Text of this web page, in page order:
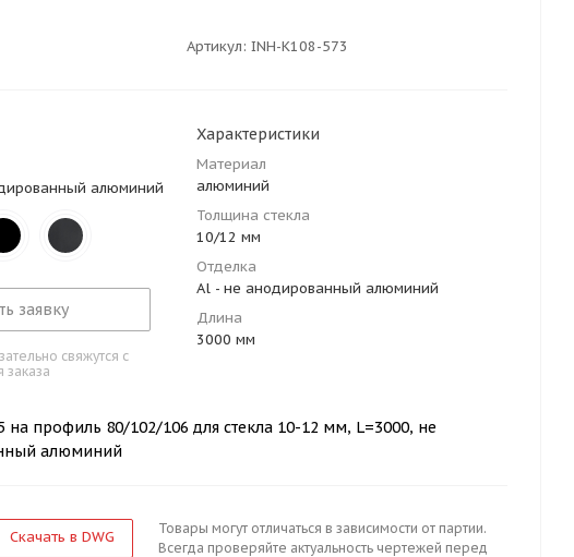
Артикул: INH-K108-573
алюминий
заявку
свяжутся с
заказа
Характеристики
Материал
алюминий
Толщина стекла
10/12 мм
Отделка
Al - не анодированный алюминий
Длина
3000 мм
на профиль 80/102/106 для стекла 10-12 мм, L=3000, не
алюминий
Скачать в DWG
Товары могут отличаться в зависимости от партии.
Всегда проверяйте актуальность чертежей перед